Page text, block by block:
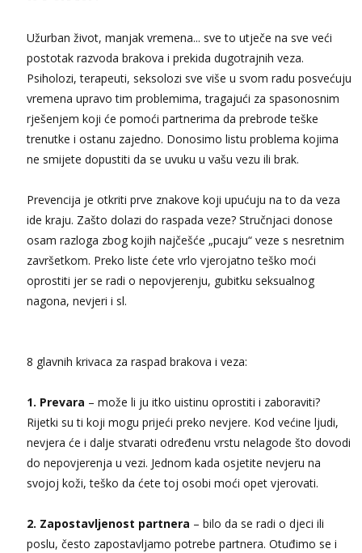
Čekam tvoj poziv!
Učiteljica iz predgrađa traži...
Tel:
tel:0,93€ - mob:1,12€ min
Snježana
Čekam tvoj poziv!
Vanesa
Tel:064/677-677- Kod: #74
Lili
tel:0,93€ - mob:1,12€ min
Čekam tvoj poziv!
Tel:064/677-677- Kod: #108
tel:0,93€ - mob:1,12€ min
Zara
Razgovaram :)
tel:0,93€ - mob:1,12€ min
Obavijesti me kada se oslobodi
Užurban život, manjak vremena... sve to utječe na sve veći
postotak razvoda brakova i prekida dugotrajnih veza.
Psiholozi, terapeuti, seksolozi sve više u svom radu posvećuju
vremena upravo tim problemima, tragajući za spasonosnim
rješenjem koji će pomoći partnerima da prebrode teške
trenutke i ostanu zajedno. Donosimo listu problema kojima
ne smijete dopustiti da se uvuku u vašu vezu ili brak.
Prevencija je otkriti prve znakove koji upućuju na to da veza
ide kraju. Zašto dolazi do raspada veze? Stručnjaci donose
osam razloga zbog kojih najčešće „pucaju“ veze s nesretnim
završetkom. Preko liste ćete vrlo vjerojatno teško moći
oprostiti jer se radi o nepovjerenju, gubitku seksualnog
nagona, nevjeri i sl.
8 glavnih krivaca za raspad brakova i veza:
1. Prevara – može li ju itko uistinu oprostiti i zaboraviti?
Rijetki su ti koji mogu prijeći preko nevjere. Kod većine ljudi,
nevjera će i dalje stvarati određenu vrstu nelagode što dovodi
do nepovjerenja u vezi. Jednom kada osjetite nevjeru na
svojoj koži, teško da ćete toj osobi moći opet vjerovati.
2. Zapostavljenost partnera – bilo da se radi o djeci ili
poslu, često zapostavljamo potrebe partnera. Otuđimo se i